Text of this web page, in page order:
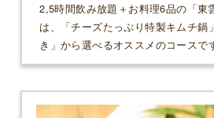
2,5時間飲み放題＋お料理6品の「
は、「チーズたっぷり特製キムチ
き」から選べるオススメのコースで